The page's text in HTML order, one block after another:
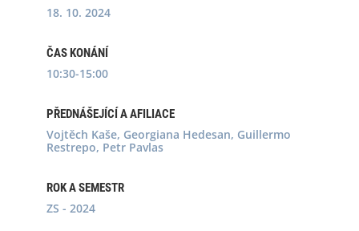
18. 10. 2024
ČAS KONÁNÍ
10:30-15:00
PŘEDNÁŠEJÍCÍ A AFILIACE
Vojtěch Kaše, Georgiana Hedesan, Guillermo
Restrepo, Petr Pavlas
ROK A SEMESTR
ZS - 2024